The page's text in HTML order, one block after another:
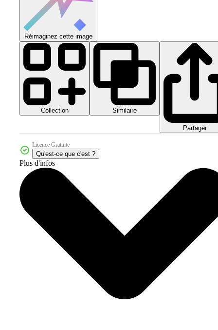
Réimaginez cette image
Collection Similaire
Partager
Licence Gratuite
Qu'est-ce que c'est ?
Plus d'infos